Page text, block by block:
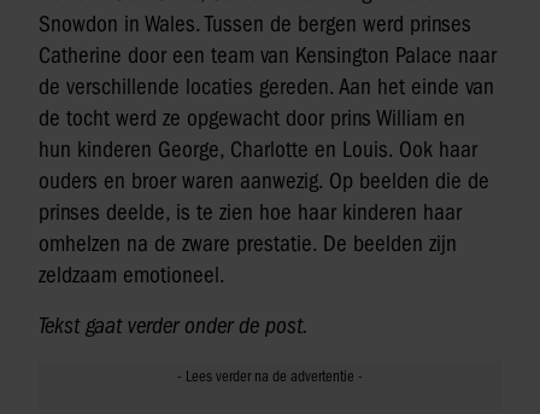
Snowdon in Wales. Tussen de bergen werd prinses
Catherine door een team van Kensington Palace naar
de verschillende locaties gereden. Aan het einde van
de tocht werd ze opgewacht door prins William en
hun kinderen George, Charlotte en Louis. Ook haar
ouders en broer waren aanwezig. Op beelden die de
prinses deelde, is te zien hoe haar kinderen haar
omhelzen na de zware prestatie. De beelden zijn
zeldzaam emotioneel.
Tekst gaat verder onder de post.